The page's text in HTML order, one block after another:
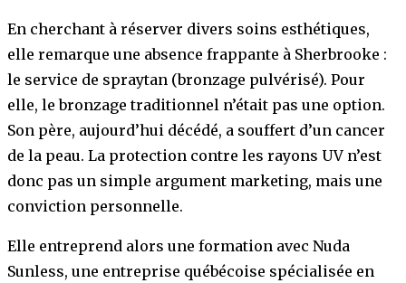
En cherchant à réserver divers soins esthétiques,
elle remarque une absence frappante à Sherbrooke :
le service de spraytan (bronzage pulvérisé). Pour
elle, le bronzage traditionnel n’était pas une option.
Son père, aujourd’hui décédé, a souffert d’un cancer
de la peau. La protection contre les rayons UV n’est
donc pas un simple argument marketing, mais une
conviction personnelle.
Elle entreprend alors une formation avec Nuda
Sunless, une entreprise québécoise spécialisée en